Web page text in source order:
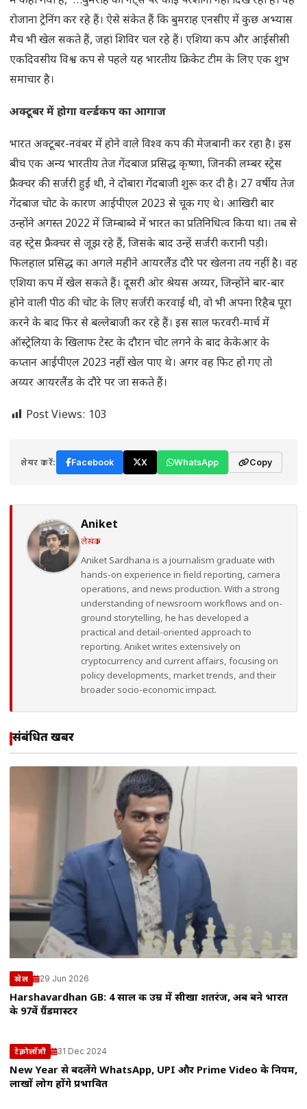
रोजाना ट्रेनिंग कर रहे हैं। ऐसे संकेत हैं कि बुमराह एनसीए में कुछ अभ्यास
मैच भी खेल सकते हैं, जहां शिविर चल रहे हैं। एशिया कप और आईसीसी
एकदिवसीय विश्व कप से पहले यह भारतीय क्रिकेट टीम के लिए एक शुभ
समाचार है।
अक्टूबर में होगा वर्ल्डकप का आगाज
भारत अक्टूबर-नवंबर में होने वाले विश्‍व कप की मेजबानी कर रहा है। इस
बीच एक अन्य भारतीय तेज गेंदबाज प्रसिद्ध कृष्णा, जिनकी लम्बर स्ट्रेस
फ्रैक्चर की सर्जरी हुई थी, ने दोबारा गेंदबाजी शुरू कर दी है। 27 वर्षीय तेज
गेंदबाज चोट के कारण आईपीएल 2023 से चूक गए थे। आखिरी बार
उन्होंने अगस्त 2022 में जिम्बाब्वे में भारत का प्रतिनिधित्‍व किया था। तब से
वह स्ट्रेस फ्रैक्चर से जूझ रहे हैं, जिसके बाद उन्हें सर्जरी करानी पड़ी।
फिलहाल प्रसिद्ध का अगले महीने आयरलैंड दौरे पर खेलना तय नहीं है। वह
एशिया कप में खेल सकते हैं। दूसरी ओर श्रेयस अय्यर, जिन्होंने बार-बार
होने वाली पीठ की चोट के लिए सर्जरी करवाई थी, वो भी अपना रिहैब पूरा
करने के बाद फिर से बल्लेबाजी कर रहे हैं। इस साल फरवरी-मार्च में
ऑस्ट्रेलिया के खिलाफ टेस्ट के दौरान चोट लगने के बाद केकेआर के
कप्तान आईपीएल 2023 नहीं खेल पाए थे। अगर वह फिट हो गए तो
अय्यर आयरलैंड के दौरे पर जा सकते हैं।
Post Views: 103
शेयर करें: Facebook X WhatsApp Copy
Aniket
लेखक
Aniket Sardhana is a journalism graduate with
hands-on experience in field reporting, camera
operations, and news production. With a strong
understanding of newsroom workflows and on-
ground storytelling, he has developed a
practical and detail-oriented approach to
reporting. Aniket writes extensively on
cryptocurrency and current affairs, focusing on
policy developments, market trends, and their
broader socio-economic impact.
संबंधित खबरें
खेल 29 Jun 2026
Harshavardhan GB: 4 साल की उम्र में सीखा शतरंज, अब बने भारत
के 97वें ग्रैंडमास्टर
टेक्नोलॉजी 31 Dec 2024
New Year से बदलेंगे WhatsApp, UPI और Prime Video के नियम,
लाखों लोग होंगे प्रभावित